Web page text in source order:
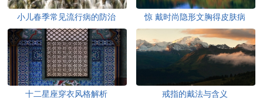
小儿春季常见流行病的防治 惊 戴时尚隐形文胸得皮肤病
十二星座穿衣风格解析 戒指的戴法与含义